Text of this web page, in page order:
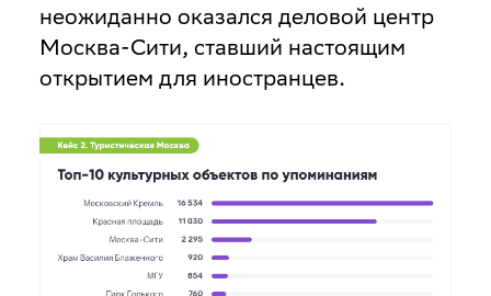
неожиданно оказался деловой центр
Москва-Сити, ставший настоящим
открытием для иностранцев.